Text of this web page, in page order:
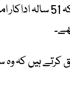
اداکار کے ایک ترجمان
ہیں کہ